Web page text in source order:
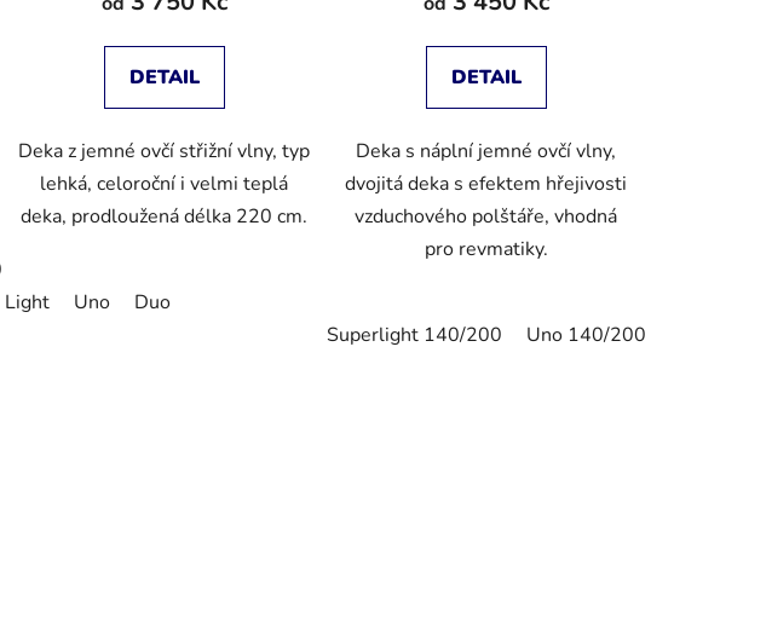
DETAIL
Deka z jemné ovčí střižní vlny, typ
lehká, celoroční i velmi teplá
deka, prodloužená délka 220 cm.
Light Uno Duo
DETAIL
Deka s náplní jemné ovčí vlny,
dvojitá deka s efektem hřejivosti
vzduchového polštáře, vhodná
pro revmatiky.
Superlight 140/200 Uno 140/200